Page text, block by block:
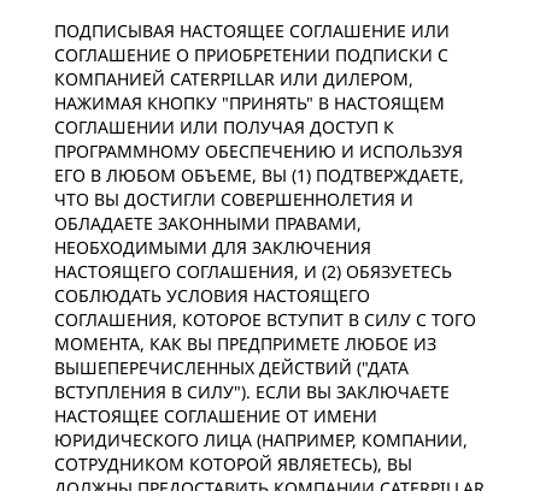
ПОДПИСЫВАЯ НАСТОЯЩЕЕ СОГЛАШЕНИЕ ИЛИ
СОГЛАШЕНИЕ О ПРИОБРЕТЕНИИ ПОДПИСКИ С
КОМПАНИЕЙ CATERPILLAR ИЛИ ДИЛЕРОМ,
НАЖИМАЯ КНОПКУ "ПРИНЯТЬ" В НАСТОЯЩЕМ
СОГЛАШЕНИИ ИЛИ ПОЛУЧАЯ ДОСТУП К
ПРОГРАММНОМУ ОБЕСПЕЧЕНИЮ И ИСПОЛЬЗУЯ
ЕГО В ЛЮБОМ ОБЪЕМЕ, ВЫ (1) ПОДТВЕРЖДАЕТЕ,
ЧТО ВЫ ДОСТИГЛИ СОВЕРШЕННОЛЕТИЯ И
ОБЛАДАЕТЕ ЗАКОННЫМИ ПРАВАМИ,
НЕОБХОДИМЫМИ ДЛЯ ЗАКЛЮЧЕНИЯ
НАСТОЯЩЕГО СОГЛАШЕНИЯ, И (2) ОБЯЗУЕТЕСЬ
СОБЛЮДАТЬ УСЛОВИЯ НАСТОЯЩЕГО
СОГЛАШЕНИЯ, КОТОРОЕ ВСТУПИТ В СИЛУ С ТОГО
МОМЕНТА, КАК ВЫ ПРЕДПРИМЕТЕ ЛЮБОЕ ИЗ
ВЫШЕПЕРЕЧИСЛЕННЫХ ДЕЙСТВИЙ ("ДАТА
ВСТУПЛЕНИЯ В СИЛУ"). ЕСЛИ ВЫ ЗАКЛЮЧАЕТЕ
НАСТОЯЩЕЕ СОГЛАШЕНИЕ ОТ ИМЕНИ
ЮРИДИЧЕСКОГО ЛИЦА (НАПРИМЕР, КОМПАНИИ,
СОТРУДНИКОМ КОТОРОЙ ЯВЛЯЕТЕСЬ), ВЫ